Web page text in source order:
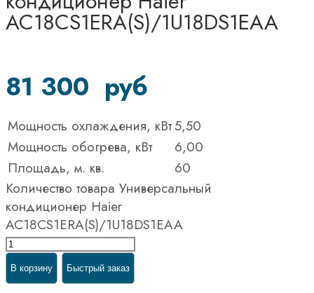
AC18CS1ERA(S)/1U18DS1EAA
81 300 руб
Мощность охлаждения, кВт5,50
Мощность обогрева, кВт
6,00
Площадь, м. кв.
60
Количество товара Универсальный
кондиционер Haier
AC18CS1ERA(S)/1U18DS1EAA
В корзину Быстрый заказ